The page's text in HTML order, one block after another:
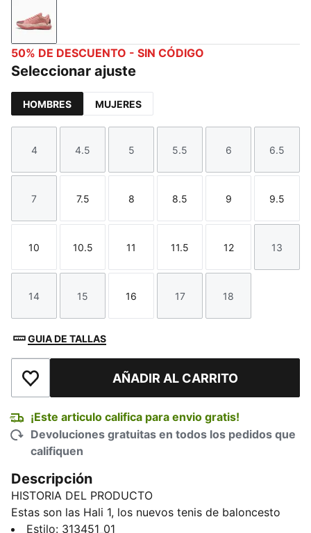
Poppy Pink-Rose Dust
50% DE DESCUENTO - SIN CÓDIGO
Seleccionar ajuste
HOMBRES MUJERES
Talla
4
Talla
4.5
Talla
5
Talla
5.5
Talla
6
Talla
6.5
Talla
7
Talla
7.5
Talla
8
Talla
8.5
Talla
9
Talla
9.5
Talla
10
Talla
10.5
Talla
11
Talla
11.5
Talla
12
Talla
13
Talla
14
Talla
15
Talla
16
Talla
17
Talla
18
GUIA DE TALLAS
Añadir a la lista de deseosAÑADIR AL CARRITO
¡Este articulo califica para envio gratis!
Devoluciones gratuitas en todos los pedidos que
califiquen
Descripción
HISTORIA DEL PRODUCTO
Estas son las Hali 1, los nuevos tenis de baloncesto
exclusivas de Tyrese Haliburton, diseñadas por Salehe
Estilo: 313451_01